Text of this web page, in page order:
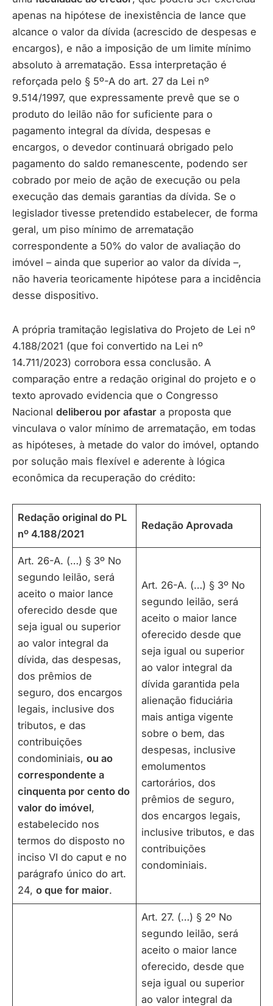
apenas na hipótese de inexistência de lance que
alcance o valor da dívida (acrescido de despesas e
encargos), e não a imposição de um limite mínimo
absoluto à arrematação. Essa interpretação é
reforçada pelo § 5º-A do art. 27 da Lei nº
9.514/1997, que expressamente prevê que se o
produto do leilão não for suficiente para o
pagamento integral da dívida, despesas e
encargos, o devedor continuará obrigado pelo
pagamento do saldo remanescente, podendo ser
cobrado por meio de ação de execução ou pela
execução das demais garantias da dívida. Se o
legislador tivesse pretendido estabelecer, de forma
geral, um piso mínimo de arrematação
correspondente a 50% do valor de avaliação do
imóvel – ainda que superior ao valor da dívida –,
não haveria teoricamente hipótese para a incidência
desse dispositivo.
A própria tramitação legislativa do Projeto de Lei nº
4.188/2021 (que foi convertido na Lei nº
14.711/2023) corrobora essa conclusão. A
comparação entre a redação original do projeto e o
texto aprovado evidencia que o Congresso
Nacional deliberou por afastar a proposta que
vinculava o valor mínimo de arrematação, em todas
as hipóteses, à metade do valor do imóvel, optando
por solução mais flexível e aderente à lógica
econômica da recuperação do crédito:
Redação original do PL
nº 4.188/2021
Redação Aprovada
Art. 26-A. (…) § 3º No
segundo leilão, será
aceito o maior lance
oferecido desde que
seja igual ou superior
ao valor integral da
dívida, das despesas,
dos prêmios de
seguro, dos encargos
legais, inclusive dos
tributos, e das
contribuições
condominiais,ou ao
correspondente a
cinquenta por cento do
valor do imóvel,
estabelecido nos
termos do disposto no
inciso VI do caput e no
parágrafo único do art.
24,o que for maior.
Art. 26-A. (…) § 3º No
segundo leilão, será
aceito o maior lance
oferecido desde que
seja igual ou superior
ao valor integral da
dívida garantida pela
alienação fiduciária
mais antiga vigente
sobre o bem, das
despesas, inclusive
emolumentos
cartorários, dos
prêmios de seguro,
dos encargos legais,
inclusive tributos, e das
contribuições
condominiais.
Art. 27. (…) § 2º No
segundo leilão, será
aceito o maior lance
oferecido, desde que
seja igual ou superior
ao valor integral da